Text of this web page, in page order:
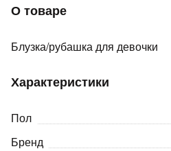
О товаре
Блузка/рубашка для девочки
Характеристики
Пол
Бренд